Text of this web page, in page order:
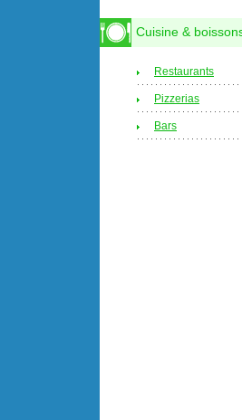
Cuisine &
Restaurants
Pizzerias
Bars